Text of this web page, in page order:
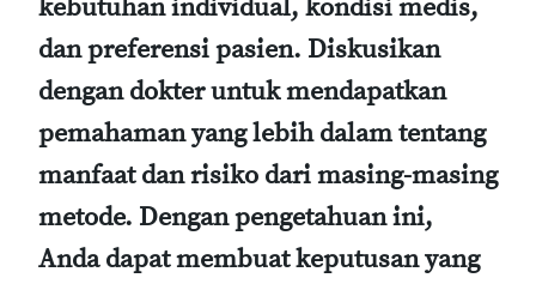
kebutuhan individual, kondisi medis,
dan preferensi pasien. Diskusikan
dengan dokter untuk mendapatkan
pemahaman yang lebih dalam tentang
manfaat dan risiko dari masing-masing
metode. Dengan pengetahuan ini,
Anda dapat membuat keputusan yang